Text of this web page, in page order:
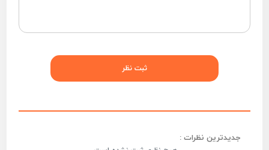
جدیدترین نظرات :